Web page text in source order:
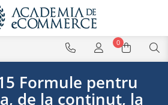
0
Formule pentru
de la continut, la